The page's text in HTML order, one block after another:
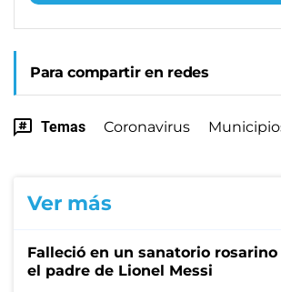
Para compartir en redes
Temas Coronavirus
Ver más
Falleció en un sanatorio rosarino
el padre de Lionel Messi